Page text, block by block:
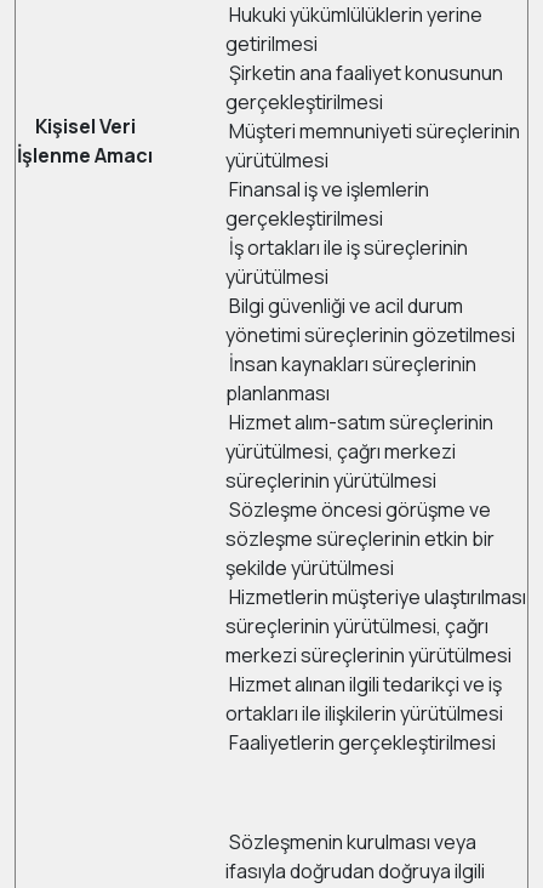
Kişisel Veri
İşlenme Amacı
Hukuki yükümlülüklerin yerine
getirilmesi
Şirketin ana faaliyet konusunun
gerçekleştirilmesi
Müşteri memnuniyeti süreçlerinin
yürütülmesi
Finansal iş ve işlemlerin
gerçekleştirilmesi
İş ortakları ile iş süreçlerinin
yürütülmesi
Bilgi güvenliği ve acil durum
yönetimi süreçlerinin gözetilmesi
İnsan kaynakları süreçlerinin
planlanması
Hizmet alım-satım süreçlerinin
yürütülmesi, çağrı merkezi
süreçlerinin yürütülmesi
Sözleşme öncesi görüşme ve
sözleşme süreçlerinin etkin bir
şekilde yürütülmesi
Hizmetlerin müşteriye ulaştırılması
süreçlerinin yürütülmesi, çağrı
merkezi süreçlerinin yürütülmesi
Hizmet alınan ilgili tedarikçi ve iş
ortakları ile ilişkilerin yürütülmesi
Faaliyetlerin gerçekleştirilmesi
Sözleşmenin kurulması veya
ifasıyla doğrudan doğruya ilgili